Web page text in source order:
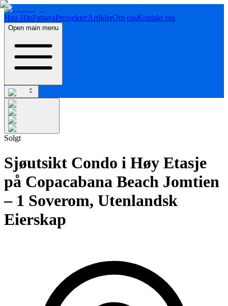
Hua HinPattayaProsjekterArtiklerOm ossKontakt oss
Open main menu
Solgt
Sjøutsikt Condo i Høy Etasje
på Copacabana Beach Jomtien
– 1 Soverom, Utenlandsk
Eierskap